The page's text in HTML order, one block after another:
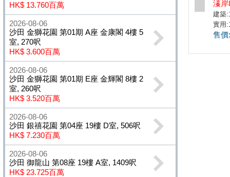
HK$ 13.760百萬
2026-08-06
沙田 金獅花園 第01期 A座 金康閣 4樓 5
室, 270呎
HK$ 3.600百萬
2026-08-06
沙田 金獅花園 第01期 E座 金輝閣 8樓 2
室, 260呎
HK$ 3.520百萬
2026-08-06
沙田 銀禧花園 第04座 19樓 D室, 506呎
HK$ 7.230百萬
2026-08-06
沙田 御龍山 第08座 19樓 A室, 1409呎
HK$ 23.725百萬